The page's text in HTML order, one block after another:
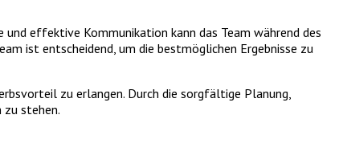
effektive Kommunikation kann das Team während des
ist entscheidend, um die bestmöglichen Ergebnisse zu
zu erlangen. Durch die sorgfältige Planung,
zu stehen.